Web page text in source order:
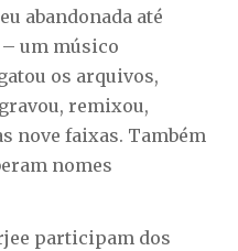
abandonada até
um músico
os arquivos,
remixou,
nove faixas. Também
nomes
participam dos